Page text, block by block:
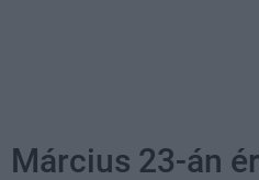
Március 23-án